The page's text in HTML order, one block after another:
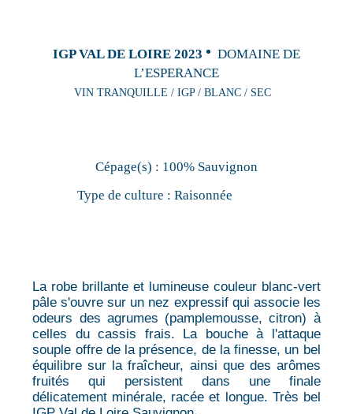
IGP VAL DE LOIRE 2023
DOMAINE DE
L’ESPERANCE
VIN TRANQUILLE / IGP / BLANC / SEC
Cépage(s) : 100% Sauvignon
Type de culture : Raisonnée
La robe brillante et lumineuse couleur blanc-vert
pâle s'ouvre sur un nez expressif qui associe les
odeurs des agrumes (pamplemousse, citron) à
celles du cassis frais. La bouche à l'attaque
souple offre de la présence, de la finesse, un bel
équilibre sur la fraîcheur, ainsi que des arômes
fruités qui persistent dans une finale
délicatement minérale, racée et longue. Très bel